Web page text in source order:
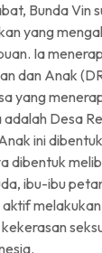
Bunda Vin
yang
Ia
dan Anak
yang
Desa
ini
dibentuk
ibu-ibu